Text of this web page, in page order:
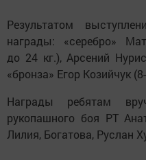
Результатом
награды: «серебро»
до 24 кг.), Арсений
«бронза» Егор Козийчук
Награды ребятам
рукопашного боя РТ
Лилия, Богатова, Руслан